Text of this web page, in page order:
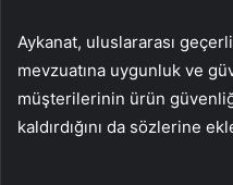
Aykanat, uluslararası
mevzuatına uygunluk ve
müşterilerinin ürün
kaldırdığını da sözlerine